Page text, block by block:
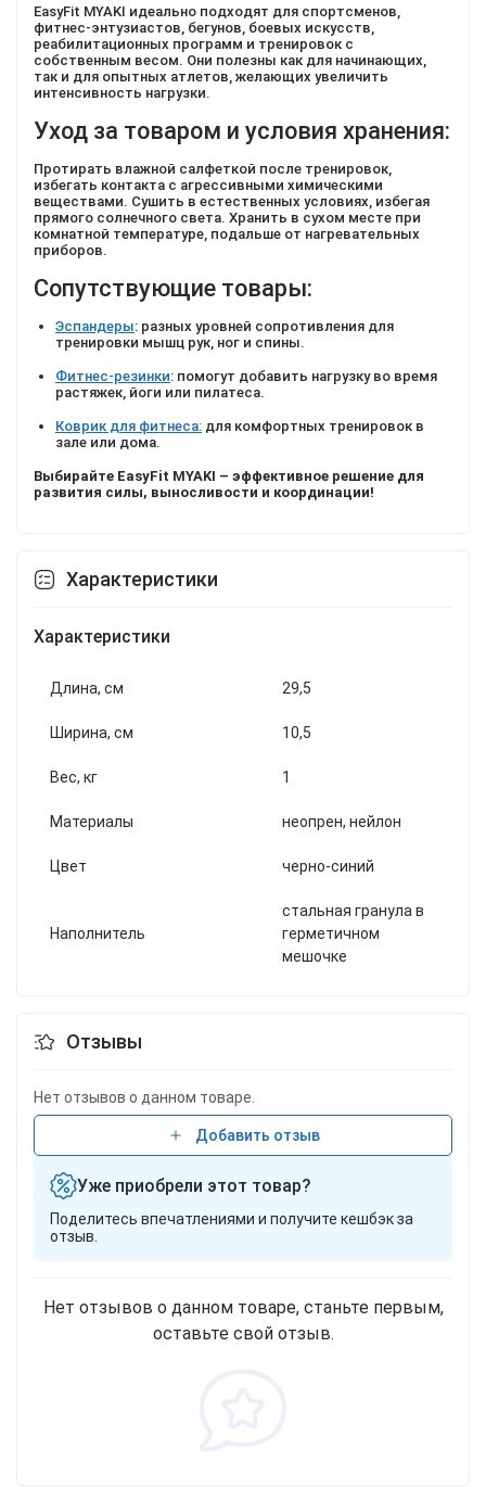
EasyFit MYAKI идеально подходят для спортсменов,
фитнес-энтузиастов, бегунов, боевых искусств,
реабилитационных программ и тренировок с
собственным весом. Они полезны как для начинающих,
так и для опытных атлетов, желающих увеличить
интенсивность нагрузки.
Уход за товаром и условия хранения:
Протирать влажной салфеткой после тренировок,
избегать контакта с агрессивными химическими
веществами. Сушить в естественных условиях, избегая
прямого солнечного света. Хранить в сухом месте при
комнатной температуре, подальше от нагревательных
приборов.
Сопутствующие товары:
Эспандеры: разных уровней сопротивления для
тренировки мышц рук, ног и спины.
Фитнес-резинки: помогут добавить нагрузку во время
растяжек, йоги или пилатеса.
Коврик для фитнеса: для комфортных тренировок в
зале или дома.
Выбирайте EasyFit MYAKI – эффективное решение для
развития силы, выносливости и координации!
Характеристики
Характеристики
Длина, см 29,5
Ширина, см 10,5
Вес, кг 1
Материалы неопрен, нейлон
Цвет черно-синий
Наполнитель
стальная гранула в
герметичном
мешочке
Отзывы
Нет отзывов о данном товаре.
Добавить отзыв
Уже приобрели этот товар?
Поделитесь впечатлениями и получите кешбэк за
отзыв.
Нет отзывов о данном товаре, станьте первым,
оставьте свой отзыв.